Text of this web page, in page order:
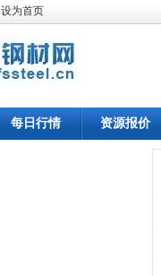
设为首页
每日行情 资源报价